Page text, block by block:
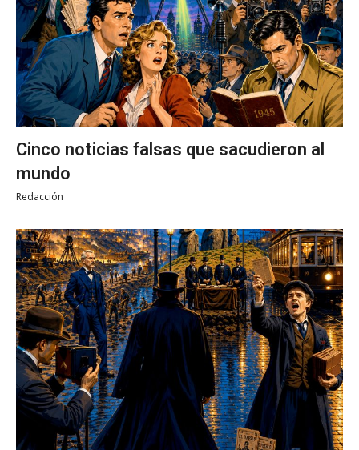
Cinco noticias falsas que sacudieron al
mundo
Redacción